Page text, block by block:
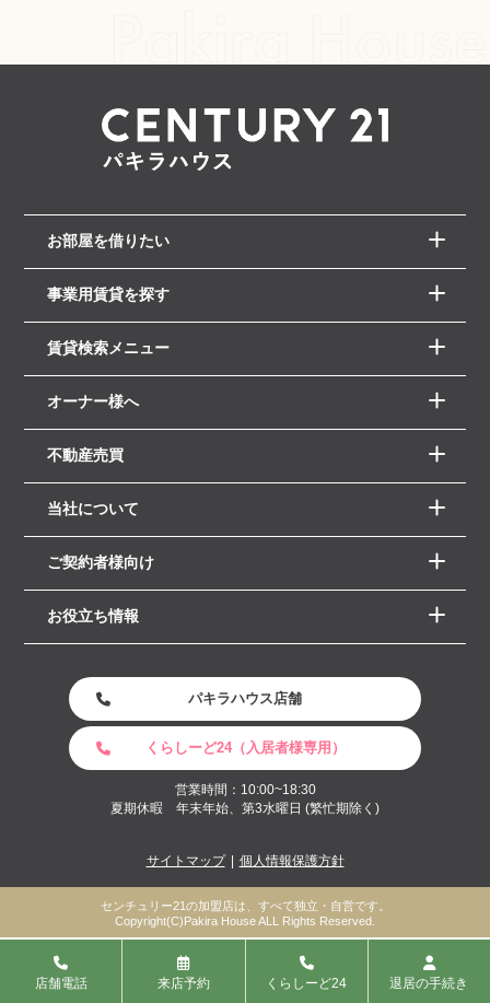
店舗電話 来店予約 くらしーど24 退居の手続き
お部屋を借りたい
事業用賃貸を探す
賃貸検索メニュー
オーナー様へ
不動産売買
当社について
ご契約者様向け
お役立ち情報
パキラハウス店舗
くらしーど24（入居者様専用）
営業時間：10:00~18:30
夏期休暇 年末年始、第3水曜日 (繁忙期除く)
サイトマップ 個人情報保護方針
センチュリー21の加盟店は、すべて独立・自営です。
Copyright(C)Pakira House ALL Rights Reserved.